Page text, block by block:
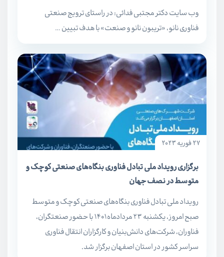
وب سایت دکتر مجتبی فدائی: در راستای ترویج صنعتی
فناوری نانو، «تریبون نانو و صنعت» با هدف تبیین …
27 فوریه 2023
برگزاری رویداد ملی تبادل فناوری بنگاه‌های صنعتی کوچک و
متوسط در نصف جهان
رویداد ملی تبادل فناوری بنگاه‌های صنعتی کوچک و متوسط
صبح امروز، یکشنبه ۲۳ مردادماه ۱۴۰۱ با حضور صنعتگران،
فناوران، شرکت‌های دانش‌بنیان و کارگزاران انتقال فناوری
سراسر کشور در استان اصفهان برگزار شد.